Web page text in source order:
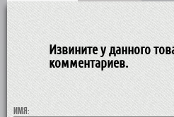
Извините у данного
комментариев.
Имя: